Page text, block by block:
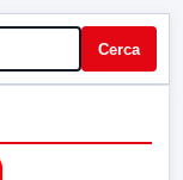
Cerca